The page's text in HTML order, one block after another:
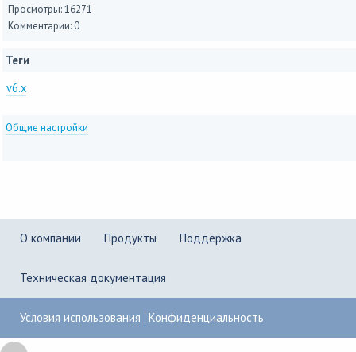
Просмотры: 16271
Комментарии: 0
Теги
v6.x
Общие настройки
О компании Продукты Поддержка
Техническая документация
Условия использования Конфиденциальность